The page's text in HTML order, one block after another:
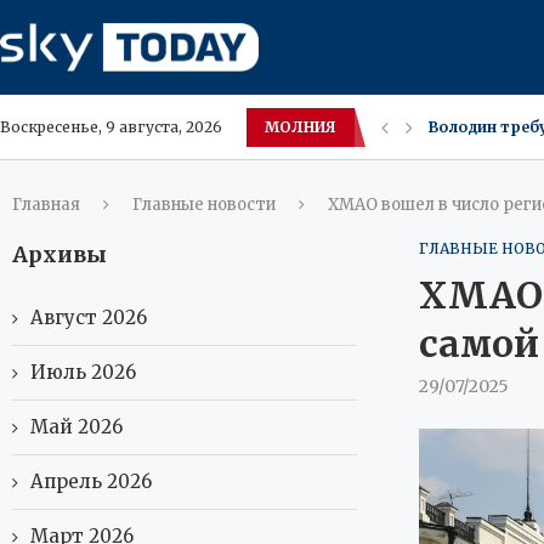
Воскресенье, 9 августа, 2026 МОЛНИЯ Для
В Махачкале
Пожар в
Европа
В
Пожар в
8 августа в
Главная Главные новости ХМАО вошел в число
ГЛАВНЫЕ
ХМАО
29/07/2025
Архивы
Август 2026
Июль 2026
Май 2026
Апрель 2026
Март 2026